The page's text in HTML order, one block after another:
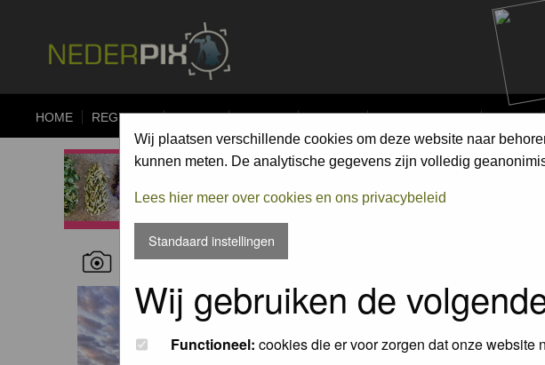
HOME REGISTER FORUM UPLOAD ALBUMS COMPETITIONS PIXPAS
Wij plaatsen verschillende cookies om deze website naar
kunnen meten. De analytische gegevens zijn volledig
Lees hier meer over cookies en ons privacybeleid
Standaard instellingen
Wij gebruiken de
Functioneel: cookies die er voor zorgen dat onze website
RECENT NATURE PICTURES